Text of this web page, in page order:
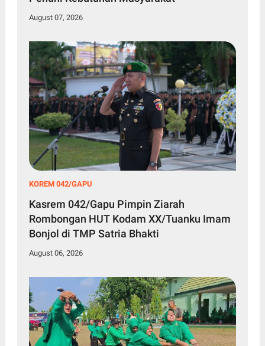
August 07, 2026
KOREM 042/GAPU
Kasrem 042/Gapu Pimpin Ziarah
Rombongan HUT Kodam XX/Tuanku Imam
Bonjol di TMP Satria Bhakti
August 06, 2026